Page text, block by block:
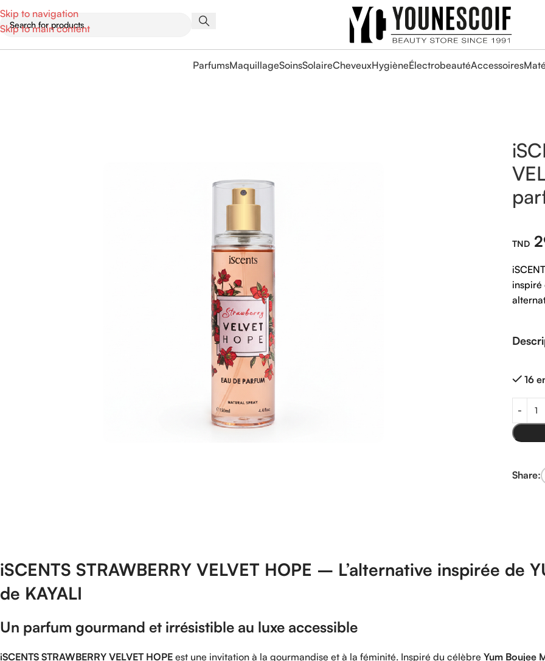
Skip to navigation
Skip to main content
ParfumsMaquillageSoinsSolaireCheveuxHygièneÉlectrobeautéAccessoires
inspiré
16
Share:
iSCENTS STRAWBERRY VELVET HOPE – L’alternative inspirée de
de KAYALI
Un parfum gourmand et irrésistible au luxe accessible
iSCENTS STRAWBERRY VELVET HOPE est une invitation à la gourmandise et à la féminité. Inspiré du célèbre Yum Boujee